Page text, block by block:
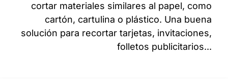
cortar materiales similares al papel, como
cartón, cartulina o plástico. Una buena
solución para recortar tarjetas, invitaciones,
folletos publicitarios...